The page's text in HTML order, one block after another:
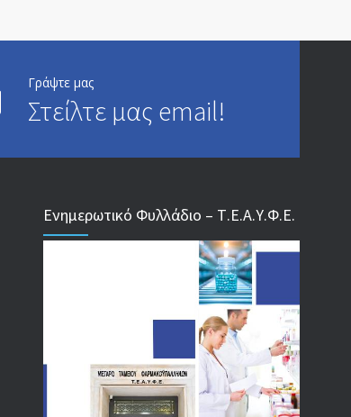
ανεργίας: Υπολογισμός βάσει μισθού και
ΠΡΟΣ ΣΥΝΤΑΞΙΟΥΧΟΥΣ
4024
Γράψτε μας
Στείλτε μας email!
Ενημερωτικό Φυλλάδιο – Τ.Ε.Α.Υ.Φ.Ε.